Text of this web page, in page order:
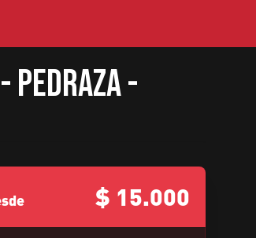
Pedraza -
$ 15.000